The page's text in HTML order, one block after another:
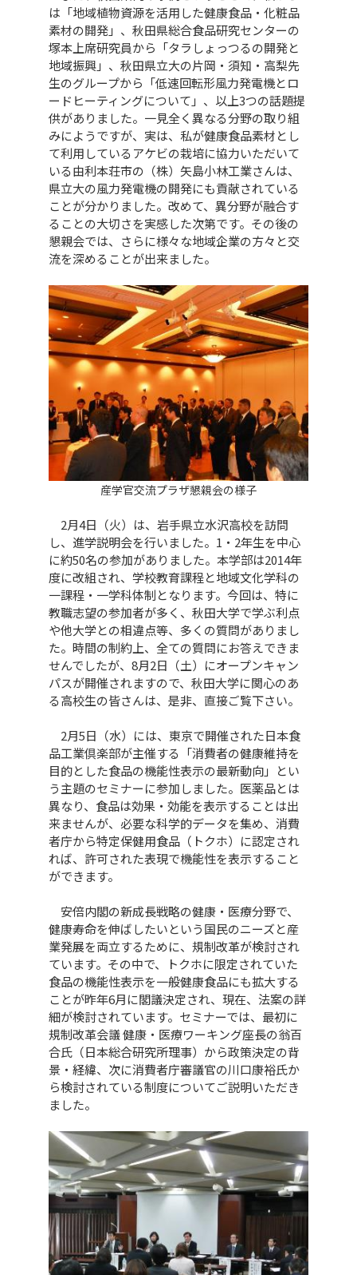
は「地域植物資源を活用した健康食品・化粧品
素材の開発」、秋田県総合食品研究センターの
塚本上席研究員から「タラしょっつるの開発と
地域振興」、秋田県立大の片岡・須知・高梨先
生のグループから「低速回転形風力発電機とロ
ードヒーティングについて」、以上3つの話題提
供がありました。一見全く異なる分野の取り組
みにようですが、実は、私が健康食品素材とし
て利用しているアケビの栽培に協力いただいて
いる由利本荘市の（株）矢島小林工業さんは、
県立大の風力発電機の開発にも貢献されている
ことが分かりました。改めて、異分野が融合す
ることの大切さを実感した次第です。その後の
懇親会では、さらに様々な地域企業の方々と交
流を深めることが出来ました。
産学官交流プラザ懇親会の様子
2月4日（火）は、岩手県立水沢高校を訪問
し、進学説明会を行いました。1・2年生を中心
に約50名の参加がありました。本学部は2014年
度に改組され、学校教育課程と地域文化学科の
一課程・一学科体制となります。今回は、特に
教職志望の参加者が多く、秋田大学で学ぶ利点
や他大学との相違点等、多くの質問がありまし
た。時間の制約上、全ての質問にお答えできま
せんでしたが、8月2日（土）にオープンキャン
パスが開催されますので、秋田大学に関心のあ
る高校生の皆さんは、是非、直接ご覧下さい。
2月5日（水）には、東京で開催された日本食
品工業倶楽部が主催する「消費者の健康維持を
目的とした食品の機能性表示の最新動向」とい
う主題のセミナーに参加しました。医薬品とは
異なり、食品は効果・効能を表示することは出
来ませんが、必要な科学的データを集め、消費
者庁から特定保健用食品（トクホ）に認定され
れば、許可された表現で機能性を表示すること
ができます。
安倍内閣の新成長戦略の健康・医療分野で、
健康寿命を伸ばしたいという国民のニーズと産
業発展を両立するために、規制改革が検討され
ています。その中で、トクホに限定されていた
食品の機能性表示を一般健康食品にも拡大する
ことが昨年6月に閣議決定され、現在、法案の詳
細が検討されています。セミナーでは、最初に
規制改革会議 健康・医療ワーキング座長の翁百
合氏（日本総合研究所理事）から政策決定の背
景・経緯、次に消費者庁審議官の川口康裕氏か
ら検討されている制度についてご説明いただき
ました。